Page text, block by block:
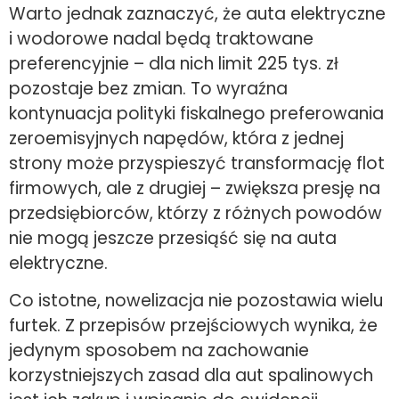
Warto jednak zaznaczyć, że auta elektryczne
i wodorowe nadal będą traktowane
preferencyjnie – dla nich limit 225 tys. zł
pozostaje bez zmian. To wyraźna
kontynuacja polityki fiskalnego preferowania
zeroemisyjnych napędów, która z jednej
strony może przyspieszyć transformację flot
firmowych, ale z drugiej – zwiększa presję na
przedsiębiorców, którzy z różnych powodów
nie mogą jeszcze przesiąść się na auta
elektryczne.
Co istotne, nowelizacja nie pozostawia wielu
furtek. Z przepisów przejściowych wynika, że
jedynym sposobem na zachowanie
korzystniejszych zasad dla aut spalinowych